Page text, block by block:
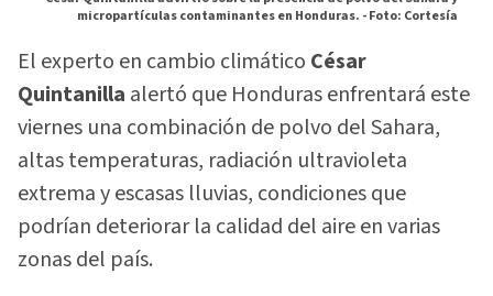
micropartículas contaminantes en Honduras. -Foto: Cortesía
El experto en cambio climático César
Quintanilla alertó que Honduras enfrentará este
viernes una combinación de polvo del Sahara,
altas temperaturas, radiación ultravioleta
extrema y escasas lluvias, condiciones que
podrían deteriorar la calidad del aire en varias
zonas del país.